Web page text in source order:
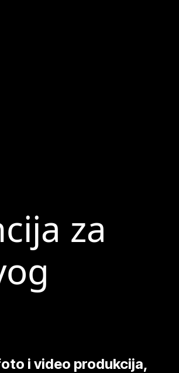
za
i video produkcija,